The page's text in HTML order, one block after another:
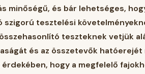
minőségű, és bár lehetséges,
tesztelési
teszteknek vetjük
és az összetevők
érdekében, hogy a megfelelő